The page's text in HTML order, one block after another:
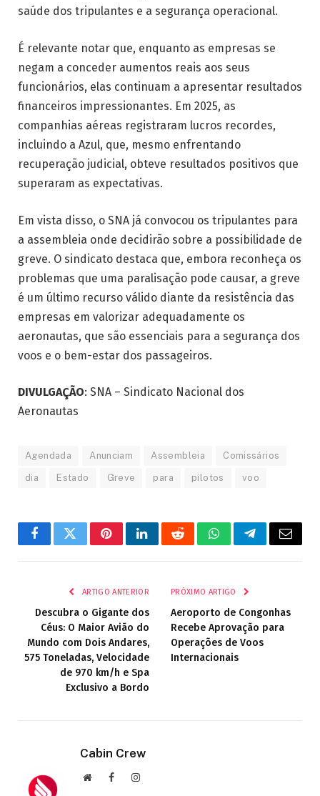
saúde dos tripulantes e a segurança operacional.
É relevante notar que, enquanto as empresas se
negam a conceder aumentos reais aos seus
funcionários, elas continuam a apresentar resultados
financeiros impressionantes. Em 2025, as
companhias aéreas registraram lucros recordes,
incluindo a Azul, que, mesmo enfrentando
recuperação judicial, obteve resultados positivos que
superaram as expectativas.
Em vista disso, o SNA já convocou os tripulantes para
a assembleia onde decidirão sobre a possibilidade de
greve. O sindicato destaca que, embora reconheça os
problemas que uma paralisação pode causar, a greve
é um último recurso válido diante da resistência das
empresas em valorizar adequadamente os
aeronautas, que são essenciais para a segurança dos
voos e o bem-estar dos passageiros.
DIVULGAÇÃO: SNA – Sindicato Nacional dos
Aeronautas
Agendada Anunciam Assembleia Comissários
dia Estado Greve para pilotos voo
FacebookTwitterPinterestLinkedInRedditWhatsAppTelegrama
E-
ARTIGO ANTERIOR
Descubra o Gigante dos
Céus: O Maior Avião do
Mundo com Dois Andares,
575 Toneladas, Velocidade
de 970 km/h e Spa
Exclusivo a Bordo
PRÓXIMO ARTIGO
Aeroporto de Congonhas
Recebe Aprovação para
Operações de Voos
Internacionais
Cabin Crew
Site FacebookInstagram